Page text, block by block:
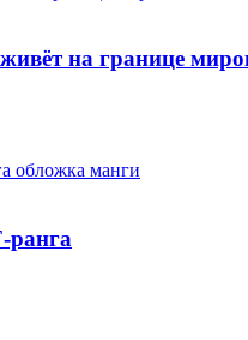
на границе
ранга